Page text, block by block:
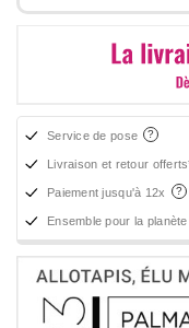
Service de pose
Livraison et retour
Paiement jusqu'à 12x
Ensemble pour la planète